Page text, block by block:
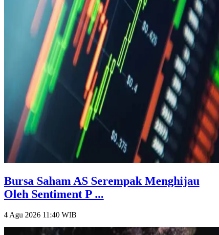
Bursa Saham AS Serempak Menghijau
Oleh Sentiment P ...
4 Agu 2026 11:40 WIB